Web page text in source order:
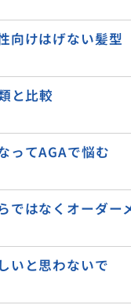
向けはげない髪型
と比較
ってAGAで悩む
ではなくオーダー
いと思わないで